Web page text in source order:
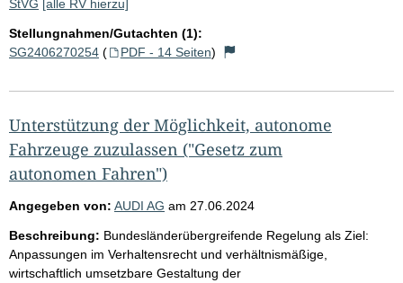
StVG [alle RV hierzu]
Stellungnahmen/Gutachten (1):
SG2406270254 ( PDF - 14 Seiten)
Unterstützung der Möglichkeit, autonome
Fahrzeuge zuzulassen ("Gesetz zum
autonomen Fahren")
Angegeben von: AUDI AG am 27.06.2024
Beschreibung: Bundesländerübergreifende Regelung als Ziel:
Anpassungen im Verhaltensrecht und verhältnismäßige,
wirtschaftlich umsetzbare Gestaltung der